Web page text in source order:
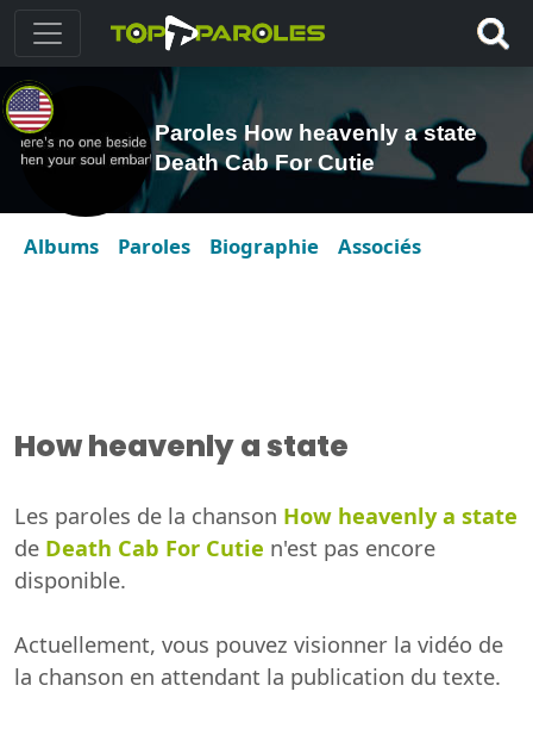
Paroles How heavenly a state
Death Cab For Cutie
Albums Paroles Biographie Associés
How heavenly a state
Les paroles de la chanson How heavenly a state
de Death Cab For Cutie n'est pas encore
disponible.
Actuellement, vous pouvez visionner la vidéo de
la chanson en attendant la publication du texte.